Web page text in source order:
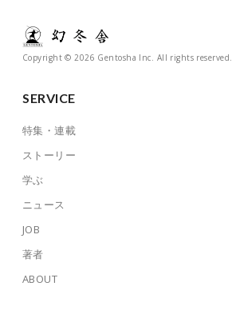
Copyright © 2026 Gentosha Inc. All rights reserved.
SERVICE
特集・連載
ストーリー
学ぶ
ニュース
JOB
著者
ABOUT